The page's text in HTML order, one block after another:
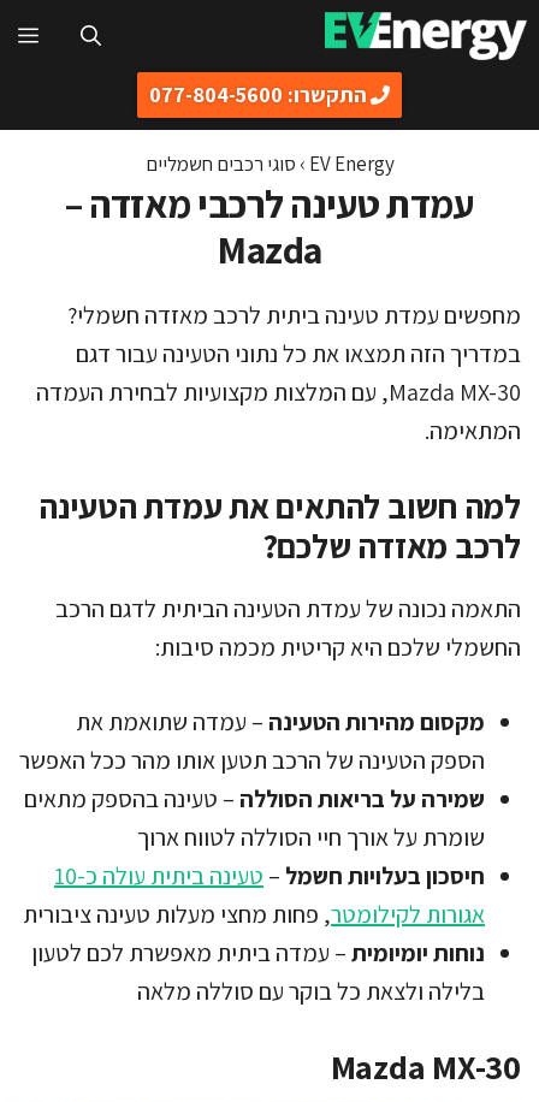
לדלג
לתוכן
התקשרו: 077-804-5600
EV Energy
› סוגי רכבים חשמליים
עמדת טעינה לרכבי מאזדה –
Mazda
מחפשים עמדת טעינה ביתית לרכב מאזדה חשמלי?
במדריך הזה תמצאו את כל נתוני הטעינה עבור דגם
Mazda MX-30, עם המלצות מקצועיות לבחירת העמדה
המתאימה.
למה חשוב להתאים את עמדת הטעינה
לרכב מאזדה שלכם?
התאמה נכונה של עמדת הטעינה הביתית לדגם הרכב
החשמלי שלכם היא קריטית מכמה סיבות:
מקסום מהירות הטעינה – עמדה שתואמת את
הספק הטעינה של הרכב תטען אותו מהר ככל האפשר
שמירה על בריאות הסוללה – טעינה בהספק מתאים
שומרת על אורך חיי הסוללה לטווח ארוך
חיסכון בעלויות חשמל –
טעינה ביתית עולה כ-10
אגורות לקילומטר, פחות מחצי מעלות טעינה ציבורית
נוחות יומיומית– עמדה ביתית מאפשרת לכם לטעון
בלילה ולצאת כל בוקר עם סוללה מלאה
Mazda MX-30